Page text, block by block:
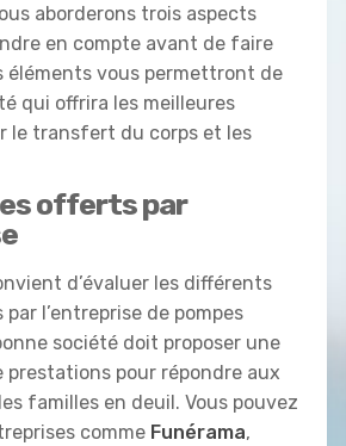
aborderons trois aspects
en compte avant de faire
éléments vous permettront de
qui offrira les meilleures
le transfert du corps et les
offerts par
d’évaluer les différents
l’entreprise de pompes
société doit proposer une
prestations pour répondre aux
familles en deuil. Vous pouvez
comme Funérama,